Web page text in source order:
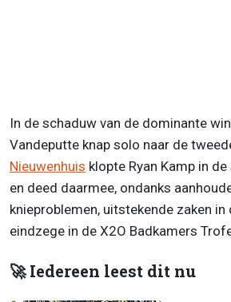
In de schaduw van de dominante
Vandeputte knap solo naar de
Nieuwenhuis klopte Ryan Kamp in
en deed daarmee, ondanks
knieproblemen, uitstekende zaken
eindzege in de X2O Badkamers
🚀 Iedereen leest dit nu